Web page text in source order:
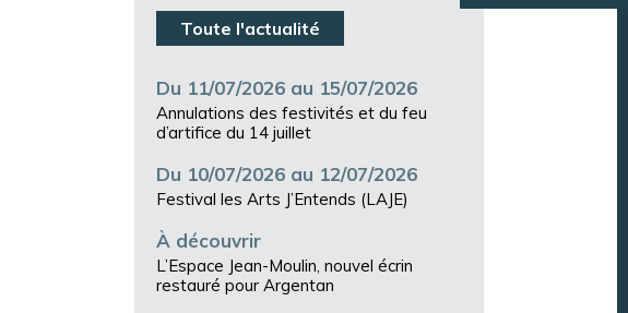
Toute l'actualité
Du 11/07/2026 au 15/07/2026
Annulations des festivités et du feu
d’artifice du 14 juillet
Du 10/07/2026 au 12/07/2026
Festival les Arts J’Entends (LAJE)
À découvrir
L’Espace Jean-Moulin, nouvel écrin
restauré pour Argentan